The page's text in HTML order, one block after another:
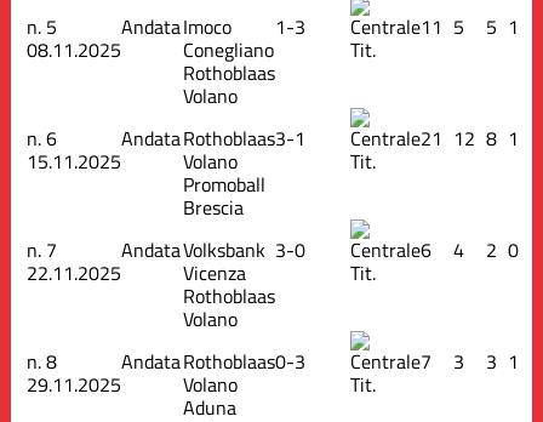
n. 5
08.11.2025
AndataImoco
Conegliano
Rothoblaas
Volano
1-3
Tit.
11 5 5 1
n.6
15.11.2025
AndataRothoblaas
Volano
Promoball
Brescia
3-1
Tit.
21 12 8 1
n. 7
22.11.2025
AndataVolksbank
Vicenza
Rothoblaas
Volano
3-0
Tit.
6 4 2 0
n.8
29.11.2025
AndataRothoblaas
Volano
Aduna
0-3
Tit.
7 3 3 1